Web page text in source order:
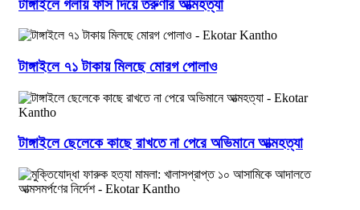
টাঙ্গাইলে গলায় ফাঁস দিয়ে তরুণীর আত্মহত্যা
টাঙ্গাইলে ৭১ টাকায় মিলছে মোরগ পোলাও
টাঙ্গাইলে ছেলেকে কাছে রাখতে না পেরে অভিমানে আত্মহত্যা